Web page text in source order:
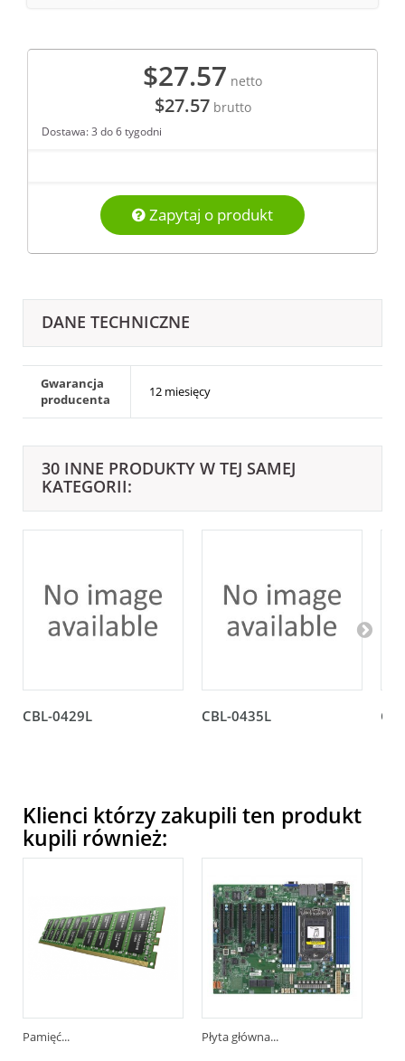
$27.57 netto
$27.57brutto
Dostawa: 3 do 6 tygodni
Zapytaj o produkt
DANE TECHNICZNE
Gwarancja
producenta
12 miesięcy
30 INNE PRODUKTY W TEJ SAMEJ
KATEGORII:
CBL-0429L CBL-0435L
Klienci którzy zakupili ten produkt
kupili również:
Pamięć... Płyta główna...